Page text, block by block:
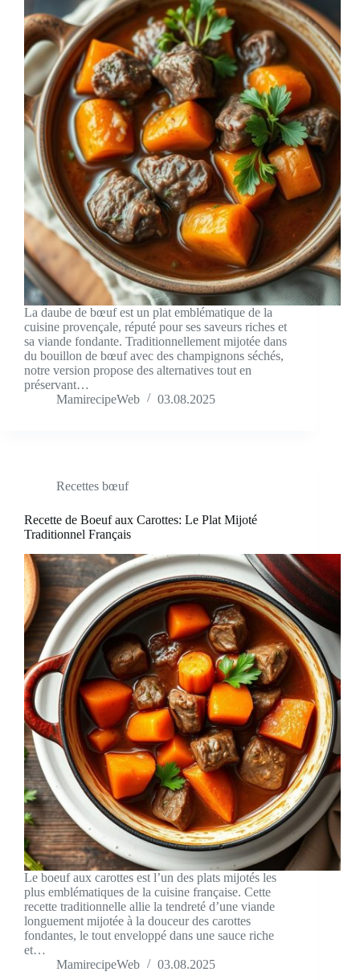
La daube de bœuf est un plat emblématique de la
cuisine provençale, réputé pour ses saveurs riches et
sa viande fondante. Traditionnellement mijotée dans
du bouillon de bœuf avec des champignons séchés,
notre version propose des alternatives tout en
préservant…
MamirecipeWeb
03.08.2025
Recettes bœuf
Recette de Boeuf aux Carottes: Le Plat Mijoté
Traditionnel Français
Le boeuf aux carottes est l’un des plats mijotés les
plus emblématiques de la cuisine française. Cette
recette traditionnelle allie la tendreté d’une viande
longuement mijotée à la douceur des carottes
fondantes, le tout enveloppé dans une sauce riche
et…
MamirecipeWeb
03.08.2025